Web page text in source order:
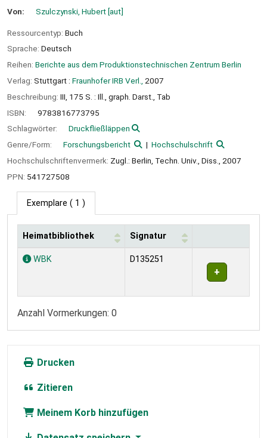
Von: Szulczynski, Hubert[aut]
Ressourcentyp: Buch
Sprache: Deutsch
Reihen: Berichte aus dem Produktionstechnischen Zentrum Berlin
Verlag: Stuttgart : Fraunhofer IRB Verl.,
2007
Beschreibung: III, 175 S. : Ill., graph. Darst., Tab
ISBN:
9783816773795
Schlagwörter:
Druckfließläppen
Genre/Form:
Forschungsbericht
Hochschulschrift
Hochschulschriftenvermerk: Zugl.: Berlin, Techn. Univ., Diss., 2007
PPN: 541727508
Exemplare ( 1 )
Exemplare
Heimatbibliothek Signatur
WBK D135251
Anzahl Vormerkungen: 0
Drucken
Zitieren
Meinem Korb hinzufügen